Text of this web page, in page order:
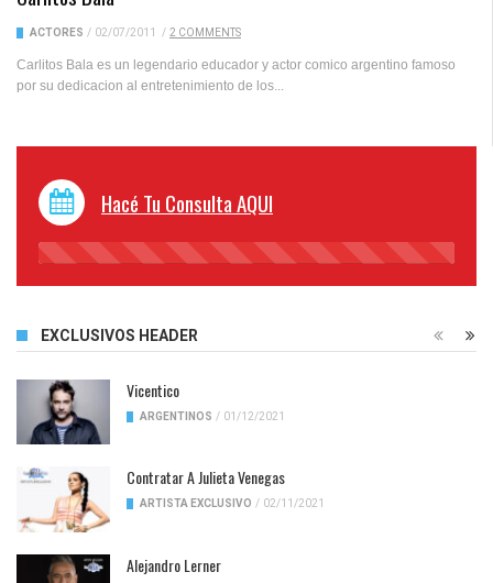
ACTORES / 02/07/2011 / 2 COMMENTS
Carlitos Bala es un legendario educador y actor comico argentino famoso
por su dedicacion al entretenimiento de los...
Hacé Tu Consulta AQUI
45%
EXCLUSIVOS HEADER
Vicentico
ARGENTINOS / 01/12/2021
Contratar A Julieta Venegas
ARTISTA EXCLUSIVO / 02/11/2021
Alejandro Lerner